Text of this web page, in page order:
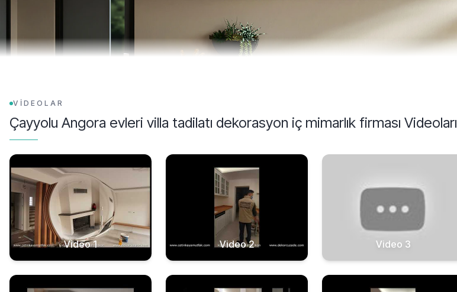
VİDEOLAR
Çayyolu Angora evleri villa tadilatı dekorasyon iç mimarlık firması Videoları
Video 1 Video 2 Video 3